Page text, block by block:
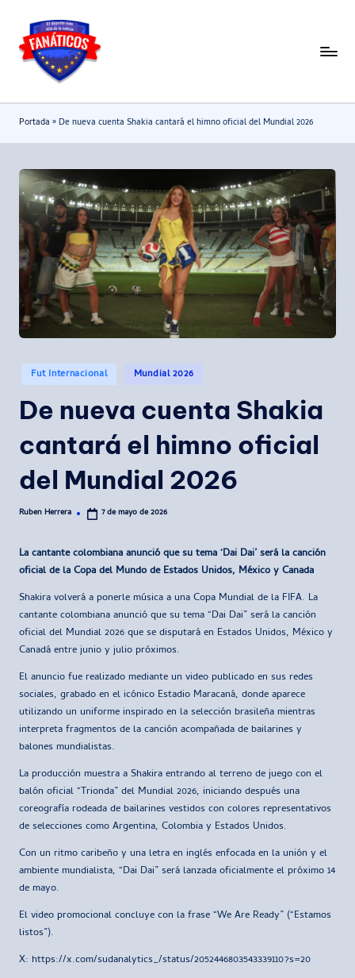
Saltar
contenido
F
n
a
t
i
c
o
s
Noticias
deportivas
-
Mundial
2026
Portada » De nueva cuenta Shakia cantará el himno oficial del Mundial 2026
Publicado
en
Fut Internacional Mundial 2026
De nueva cuenta Shakia
cantará el himno oficial
del Mundial 2026
Publicado
Ruben Herrera 7 de mayo de 2026
La cantante colombiana anunció que su tema ‘Dai Dai’ será la canción
oficial de la Copa del Mundo de Estados Unidos, México y Canada
Shakira volverá a ponerle música a una Copa Mundial de la FIFA. La
cantante colombiana anunció que su tema “Dai Dai” será la canción
oficial del Mundial 2026 que se disputará en Estados Unidos, México y
Canadá entre junio y julio próximos.
El anuncio fue realizado mediante un video publicado en sus redes
sociales, grabado en el icónico Estadio Maracaná, donde aparece
utilizando un uniforme inspirado en la selección brasileña mientras
interpreta fragmentos de la canción acompañada de bailarines y
balones mundialistas.
La producción muestra a Shakira entrando al terreno de juego con el
balón oficial “Trionda” del Mundial 2026, iniciando después una
coreografía rodeada de bailarines vestidos con colores representativos
de selecciones como Argentina, Colombia y Estados Unidos.
Con un ritmo caribeño y una letra en inglés enfocada en la unión y el
ambiente mundialista, “Dai Dai” será lanzada oficialmente el próximo 14
de mayo.
El video promocional concluye con la frase “We Are Ready” (“Estamos
listos”).
X: https://x.com/sudanalytics_/status/2052446803543339110?s=20